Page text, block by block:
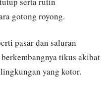
gotong royong.
pasar dan saluran
tikus akibat
yang kotor.